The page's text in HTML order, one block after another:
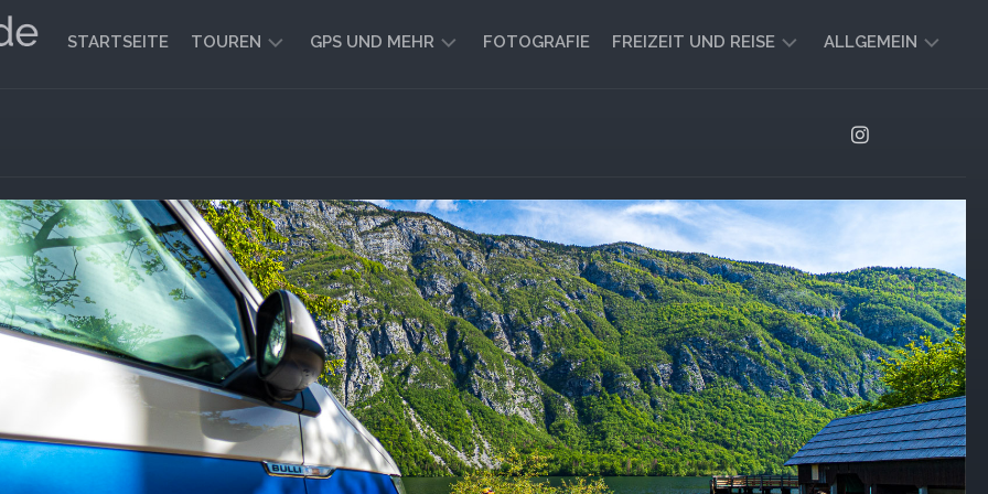
STARTSEITE TOUREN GPS UND MEHR
GEOCACHING
FOTOGRAFIE FREIZEIT UND REISE
REISEBERICHTE
UND
IMPRESSIONEN
FREIZEIT-
TIPPS
ALLGEMEIN